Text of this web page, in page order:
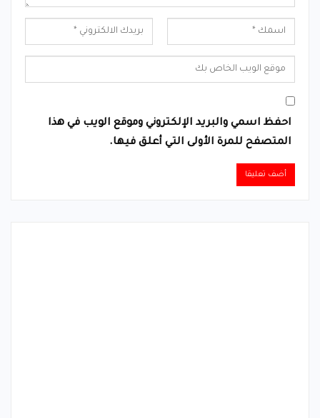
احفظ اسمي والبريد الإلكتروني وموقع الويب في هذا
المتصفح للمرة الأولى التي أعلق فيها.